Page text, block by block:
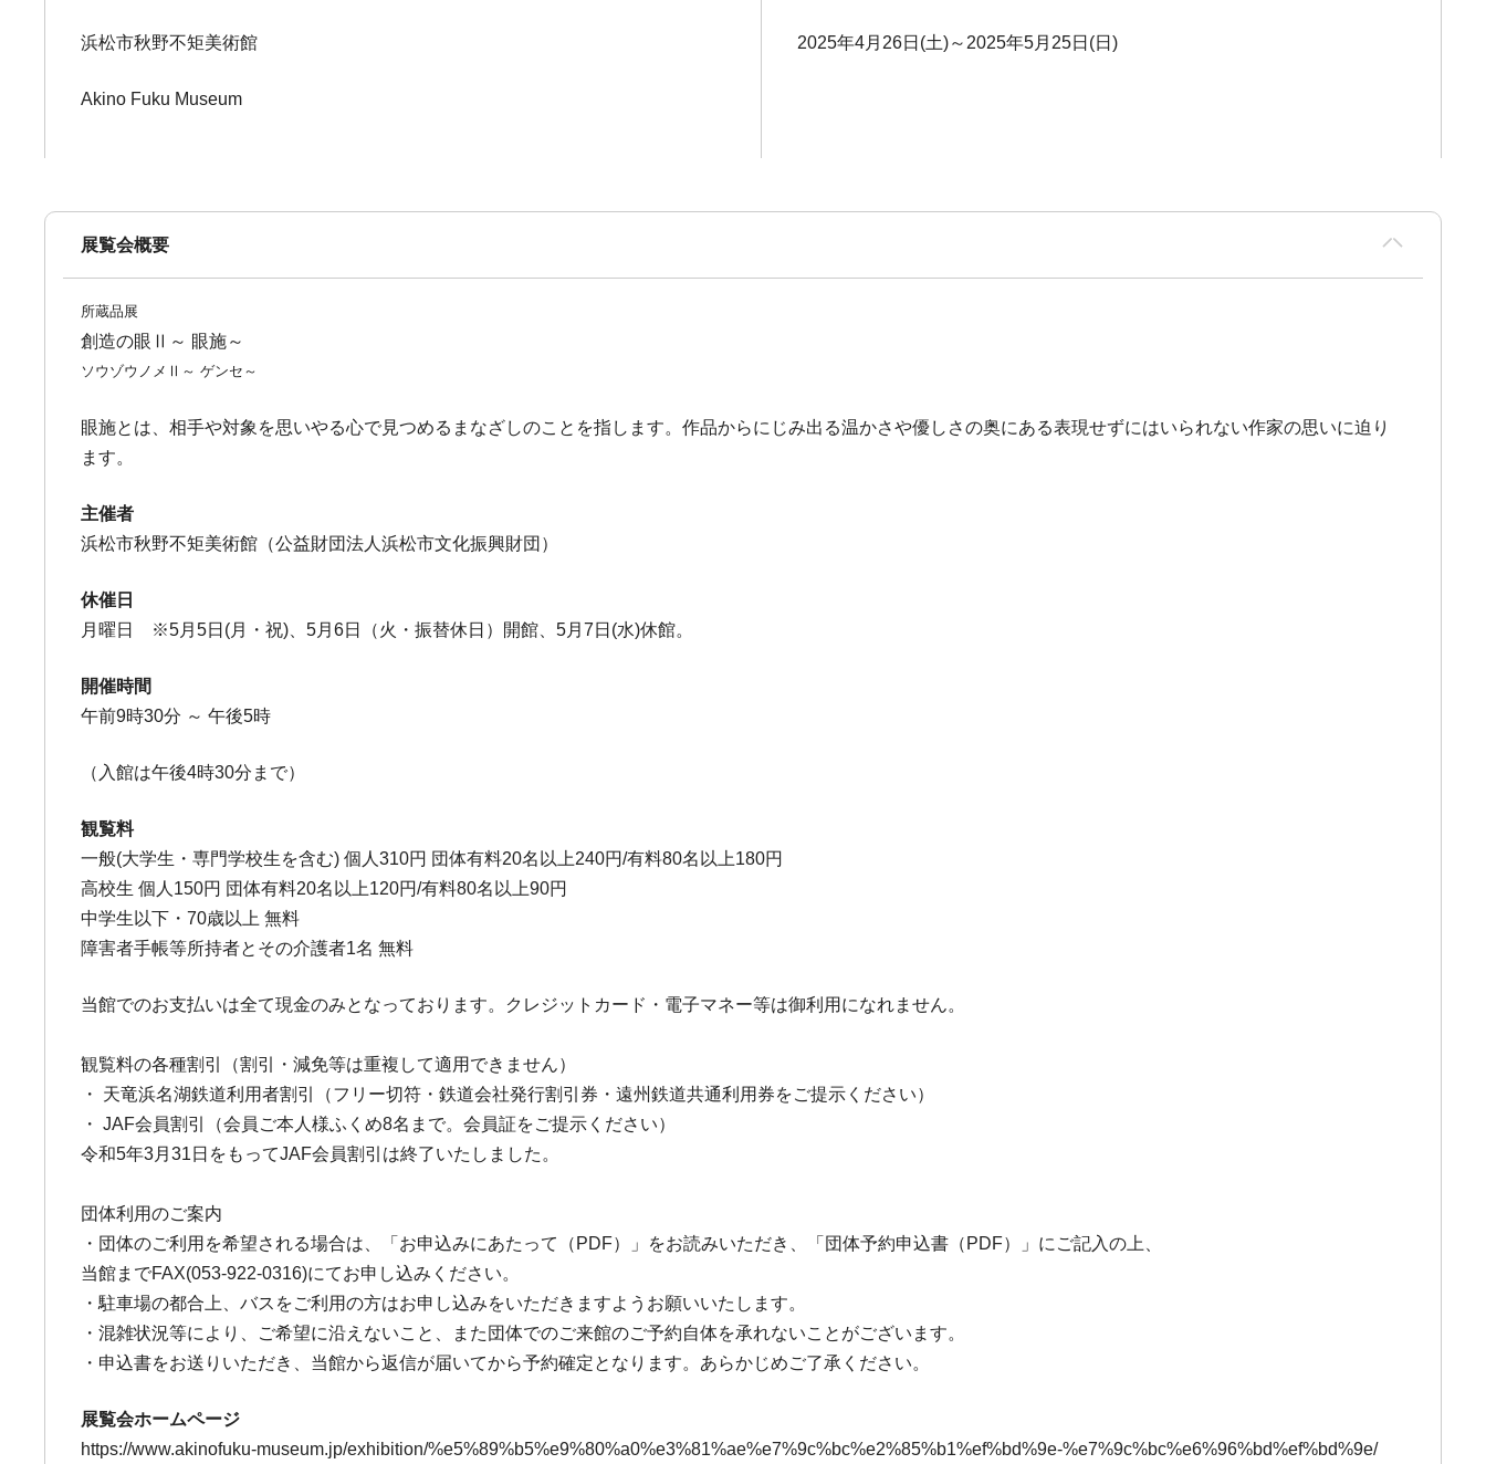
浜松市秋野不矩美術館
Akino Fuku Museum
2025年4月26日(土)～2025年5月25日(日)
展覧会概要
所蔵品展
創造の眼Ⅱ～ 眼施～
ソウゾウノメⅡ～ ゲンセ～
眼施とは、相手や対象を思いやる心で見つめるまなざしのことを指します。作品からにじみ出る温かさや優しさの奥にある表現せずにはいられない作家の思いに迫り
ます。
主催者
浜松市秋野不矩美術館（公益財団法人浜松市文化振興財団）
休催日
月曜日 ※5月5日(月・祝)、5月6日（火・振替休日）開館、5月7日(水)休館。
開催時間
午前9時30分 ～ 午後5時
（入館は午後4時30分まで）
観覧料
一般(大学生・専門学校生を含む) 個人310円 団体有料20名以上240円/有料80名以上180円
高校生 個人150円 団体有料20名以上120円/有料80名以上90円
中学生以下・70歳以上 無料
障害者手帳等所持者とその介護者1名 無料
当館でのお支払いは全て現金のみとなっております。クレジットカード・電子マネー等は御利用になれません。
観覧料の各種割引（割引・減免等は重複して適用できません）
・ 天竜浜名湖鉄道利用者割引（フリー切符・鉄道会社発行割引券・遠州鉄道共通利用券をご提示ください）
・ JAF会員割引（会員ご本人様ふくめ8名まで。会員証をご提示ください）
令和5年3月31日をもってJAF会員割引は終了いたしました。
団体利用のご案内
・団体のご利用を希望される場合は、「お申込みにあたって（PDF）」をお読みいただき、「団体予約申込書（PDF）」にご記入の上、
当館までFAX(053-922-0316)にてお申し込みください。
・駐車場の都合上、バスをご利用の方はお申し込みをいただきますようお願いいたします。
・混雑状況等により、ご希望に沿えないこと、また団体でのご来館のご予約自体を承れないことがございます。
・申込書をお送りいただき、当館から返信が届いてから予約確定となります。あらかじめご了承ください。
展覧会ホームページ
https://www.akinofuku-museum.jp/exhibition/%e5%89%b5%e9%80%a0%e3%81%ae%e7%9c%bc%e2%85%b1%ef%bd%9e-%e7%9c%bc%e6%96%bd%ef%bd%9e/